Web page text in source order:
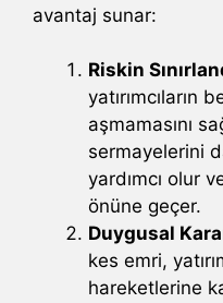
avantaj sunar:
Riskin
yatırımcıların
aşmamasını
sermayelerini
yardımcı olur
önüne geçer.
Duygusal
kes emri,
hareketlerine